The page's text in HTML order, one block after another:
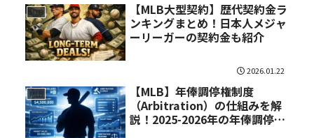
MLB
【MLB大型契約】歴代契約金ラ
ンキングまとめ！日本人メジャ
ーリーガーの契約金も紹介
2026.01.22
MLB
【MLB】年俸調停権制度
（Arbitration）の仕組みを解
説！2025-2026年の年俸調停権